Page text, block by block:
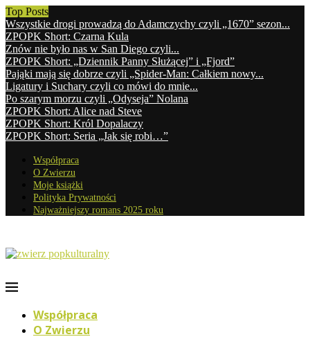
Top Posts
Wszystkie drogi prowadzą do Adamczychy czyli „1670” sezon...
ZPOPK Short: Czarna Kula
Znów nie było nas w San Diego czyli...
ZPOPK Short: „Dziennik Panny Służącej” i „Fjord”
Pająki mają się dobrze czyli „Spider-Man: Całkiem nowy...
Ligatury i Suchary czyli co mówi do mnie...
Po szarym morzu czyli „Odyseja” Nolana
ZPOPK Short: Alice nad Steve
ZPOPK Short: Król Dopalaczy
ZPOPK Short: Seria „Jak się robi…”
Współpraca
O Zwierzu
Moje książki
Polityka Prywatności
Najważniejszy romans 2025 roku
Współpraca
O Zwierzu